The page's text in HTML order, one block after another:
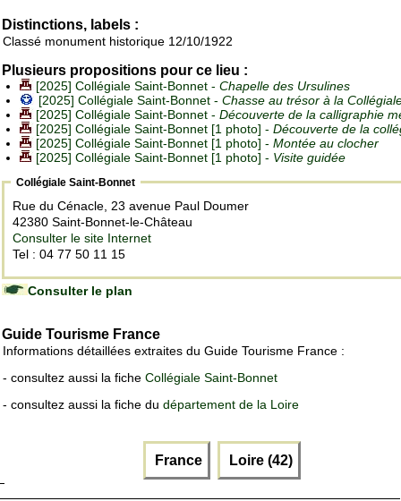
Distinctions, labels :
Classé monument historique 12/10/1922
Plusieurs propositions pour ce lieu :
[2025] Collégiale Saint-Bonnet - Chapelle des Ursulines
[2025] Collégiale Saint-Bonnet - Chasse au trésor à la
[2025] Collégiale Saint-Bonnet - Découverte de la calligraphie
[2025] Collégiale Saint-Bonnet [1 photo] - Découverte de la
[2025] Collégiale Saint-Bonnet [1 photo] - Montée au clocher
[2025] Collégiale Saint-Bonnet [1 photo] - Visite guidée
Collégiale Saint-Bonnet
Rue du Cénacle, 23 avenue Paul Doumer
42380 Saint-Bonnet-le-Château
Consulter le site Internet
Tel : 04 77 50 11 15
Consulter le plan
Guide Tourisme France
Informations détaillées extraites du Guide Tourisme France :
- consultez aussi la fiche Collégiale Saint-Bonnet
- consultez aussi la fiche du département de la Loire
France Loire (42)